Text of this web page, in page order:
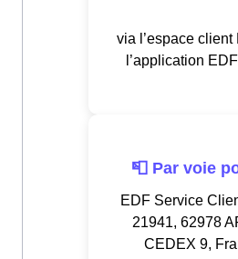
via l’espace client
l’application
📮 Par voie
EDF Service
21941, 62978
CEDEX 9,